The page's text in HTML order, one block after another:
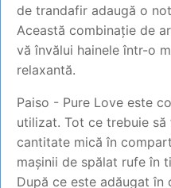
de trandafir adaugă o
Această combinație de
vă învălui hainele într-o
relaxantă.
Paiso - Pure Love este
utilizat. Tot ce trebuie
cantitate mică în
mașinii de spălat rufe în
După ce este adăugat